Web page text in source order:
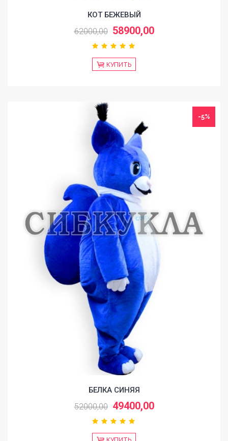
КОТ БЕЖЕВЫЙ
62000,00 58900,00
КУПИТЬ
-5%
БЕЛКА СИНЯЯ
52000,00 49400,00